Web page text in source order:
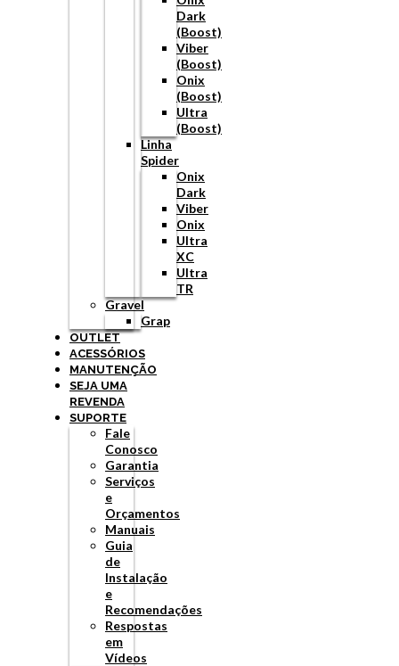
Dark
(Boost)
Viber
(Boost)
Onix
(Boost)
Ultra
(Boost)
Linha
Spider
Onix
Dark
Viber
Onix
Ultra
XC
Ultra
TR
Gravel
Grap
OUTLET
ACESSÓRIOS
MANUTENÇÃO
SEJA UMA
REVENDA
SUPORTE
Fale
Conosco
Garantia
Serviços
e
Orçamentos
Manuais
Guia
de
Instalação
e
Recomendações
Respostas
em
Vídeos